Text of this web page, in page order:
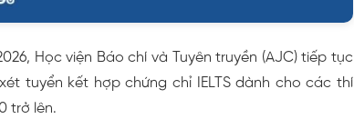
Học viện Báo chí và Tuyên truyền (AJC) tiếp tục
tuyển kết hợp chứng chỉ IELTS dành cho các thí
trở lên.